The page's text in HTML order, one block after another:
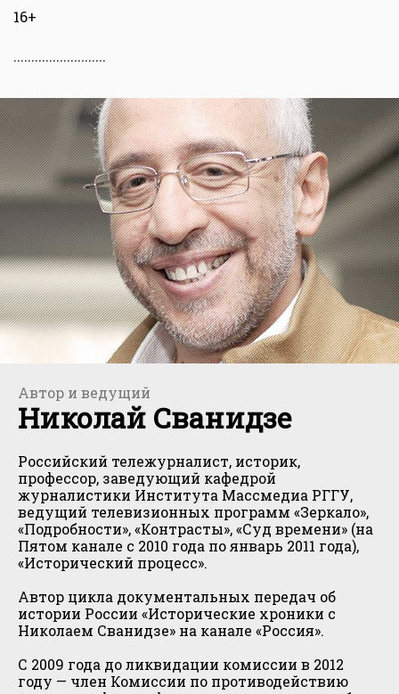
16+
..........................
Автор и ведущий
Николай Сванидзе
Российский тележурналист, историк,
профессор, заведующий кафедрой
журналистики Института Массмедиа РГГУ,
ведущий телевизионных программ «Зеркало»,
«Подробности», «Контрасты», «Суд времени» (на
Пятом канале с 2010 года по январь 2011 года),
«Исторический процесс».
Автор цикла документальных передач об
истории России «Исторические хроники с
Николаем Сванидзе» на канале «Россия».
С 2009 года до ликвидации комиссии в 2012
году — член Комиссии по противодействию